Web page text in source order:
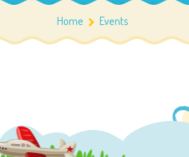
Home Events